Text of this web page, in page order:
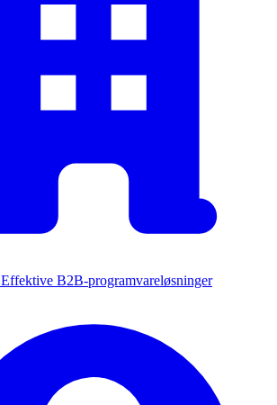
Effektive B2B-programvareløsninger